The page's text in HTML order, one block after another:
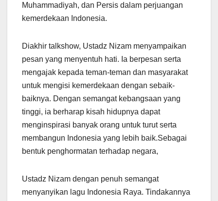
Muhammadiyah, dan Persis dalam perjuangan
kemerdekaan Indonesia.
Diakhir talkshow, Ustadz Nizam menyampaikan
pesan yang menyentuh hati. Ia berpesan serta
mengajak kepada teman-teman dan masyarakat
untuk mengisi kemerdekaan dengan sebaik-
baiknya. Dengan semangat kebangsaan yang
tinggi, ia berharap kisah hidupnya dapat
menginspirasi banyak orang untuk turut serta
membangun Indonesia yang lebih baik.Sebagai
bentuk penghormatan terhadap negara,
Ustadz Nizam dengan penuh semangat
menyanyikan lagu Indonesia Raya. Tindakannya